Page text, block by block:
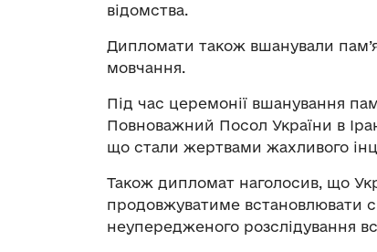
відомства.
Дипломати також вшанували
мовчання.
Під час церемонії вшанування
Повноважний Посол України в
що стали жертвами жахливого
Також дипломат наголосив, що
продовжуватиме встановлювати
неупередженого розслідування